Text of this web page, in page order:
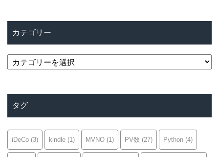
カテゴリー
カ
タグ
iDeCo (3) kindle (1) MVNO (1) PV数 (27) Python (4)